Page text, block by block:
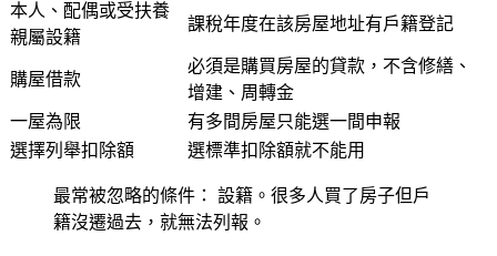
本人、配偶或受扶養
親屬設籍
課稅年度在該房屋地址有戶籍登記
購屋借款
必須是購買房屋的貸款，不含修繕、
增建、周轉金
一屋為限
有多間房屋只能選一間申報
選擇列舉扣除額
選標準扣除額就不能用
最常被忽略的條件： 設籍。很多人買了房子但戶
籍沒遷過去，就無法列報。